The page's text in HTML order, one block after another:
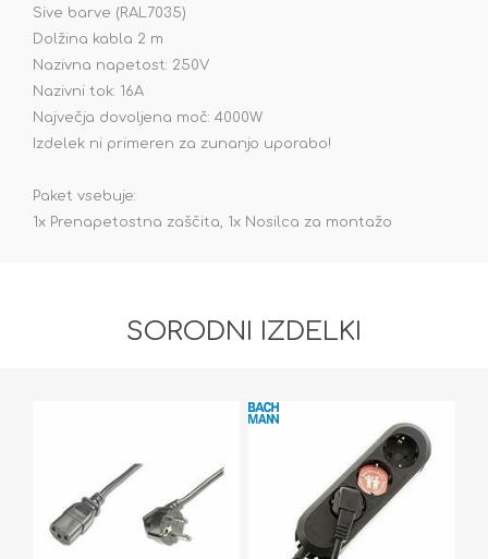
Sive barve (RAL7035)
Dolžina kabla 2 m
Nazivna napetost: 250V
Nazivni tok: 16A
Največja dovoljena moč: 4000W
Izdelek ni primeren za zunanjo uporabo!
Paket vsebuje:
1x Prenapetostna zaščita, 1x Nosilca za montažo
SORODNI IZDELKI